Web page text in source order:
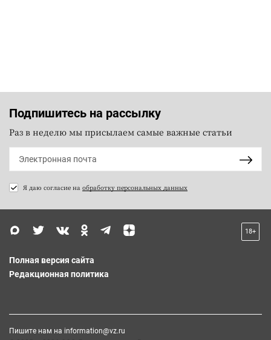
Подпишитесь на рассылку
Раз в неделю мы присылаем самые важные статьи
Я даю согласие на обработку персональных данных
18+
Полная версия сайта
Редакционная политика
Пишите нам на information@vz.ru